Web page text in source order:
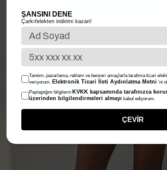
ŞANSINI DENE
Çarkıfelekten indirimi kazan!
Tanıtım, pazarlama, reklam ve benzeri amaçlarla tarafıma ticari
veriyorum. Elektronik Ticari İleti Aydınlatma Metni 'ni
Paylaştığım bilgilerin KVKK kapsamında tarafınızca
üzerinden bilgilendirmeleri almayı kabul ediyorum.
ÇEVİR